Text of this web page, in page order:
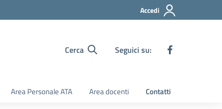
Accedi
Cerca Seguici su:
Area Personale ATA Area docenti Contatti